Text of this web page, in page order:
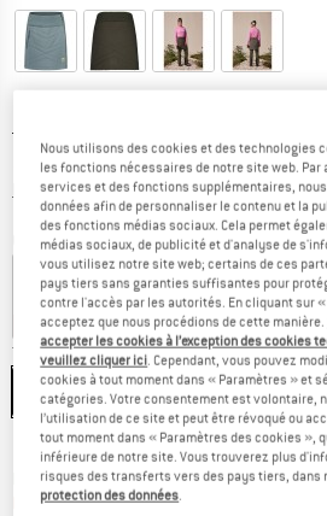
Prix initial :
149,95
Prix:
59,98€ TVA incl.
hors Frais de livraisonInformations sur les
Couleur:Shaded Sage
-60 % -60 % -60 % -60 %
Taille:XS
XS S M L XL
Guide des tailles
Délai de livraison: 3-5 jours ouvrablesLe
Plus que 1 article en stock !
Nous utilisons des cookies et des technologies
les fonctions nécessaires de notre site web. Par
services et des fonctions supplémentaires,
données afin de personnaliser le contenu et la
des fonctions médias sociaux. Cela permet
médias sociaux, de publicité et d'analyse de
vous utilisez notre site web; certains de ces
pays tiers sans garanties suffisantes pour
contre l'accès par les autorités. En cliquant sur
acceptez que nous procédions de cette manière.
accepter les cookies à l’exception des cookies
veuillez cliquer ici. Cependant, vous pouvez
cookies à tout moment dans « Paramètres » et
catégories. Votre consentement est volontaire,
l’utilisation de ce site et peut être révoqué ou
tout moment dans « Paramètres des cookies »,
inférieure de notre site. Vous trouverez plus
risques des transferts vers des pays tiers, dans
protection des données.